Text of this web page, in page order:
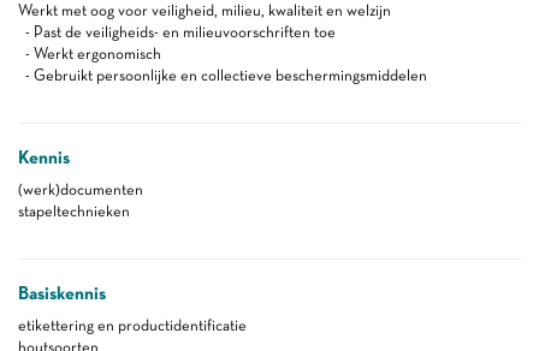
Werkt met oog voor veiligheid, milieu, kwaliteit en welzijn
- Past de veiligheids- en milieuvoorschriften toe
- Werkt ergonomisch
- Gebruikt persoonlijke en collectieve beschermingsmiddelen
Kennis
(werk)documenten
stapeltechnieken
Basiskennis
etikettering en productidentificatie
houtsoorten